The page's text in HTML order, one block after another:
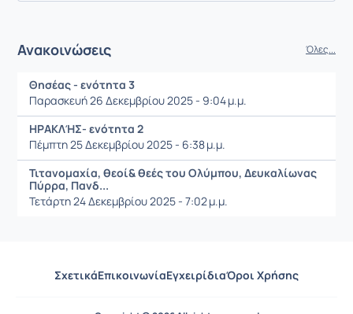
Ανακοινώσεις Όλες...
Θησέας - ενότητα 3
Παρασκευή 26 Δεκεμβρίου 2025 - 9:04 μ.μ.
ΗΡΑΚΛΉΣ- ενότητα 2
Πέμπτη 25 Δεκεμβρίου 2025 - 6:38 μ.μ.
Τιτανομαχία, θεοί& θεές του Ολύμπου, Δευκαλίωνας
Πύρρα, Πανδ...
Τετάρτη 24 Δεκεμβρίου 2025 - 7:02 μ.μ.
ΣχετικάΕπικοινωνίαΕγχειρίδιαΌροι Χρήσης